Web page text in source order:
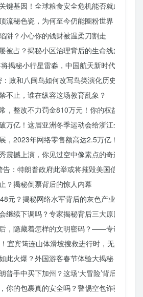
键基因！全球粮食安全危机能否就此终结？
流秘色瓷，为何至今仍能圈粉世界？揭秘
阱？小心你的钱财被温柔刀割走
被占？揭秘小区治理背后的生命线危机
揭秘小行星雷淼，中国航天新时代即将开
政和八闽鸟如何改写鸟类演化历史？
不止，谁在纵容这场教育乱象？
，整改不力罚金810万元！你的权益被侵犯
万亿！这届亚洲冬季运动会给浙江企业带
，2023年网络零售额高达2.5万亿！你还在
震撼上演，你见过空中像素点的奇迹吗？
：特朗普政府此举或将摧毁美国信誉？
？揭秘倒票背后的惊人内幕
元？揭秘网络水军背后的灰色产业链
继续下调吗？专家揭秘背后三大原因
，隐藏着怎样的文明密码？——专访南京
宜宾筠连山体滑坡搜救进行时，无人机遥
此火爆？外国游客春节体验大揭秘
普手中买下加州？这场‘大冒险’背后藏着什
你的包裹真的安全吗？警惕空包诈骗